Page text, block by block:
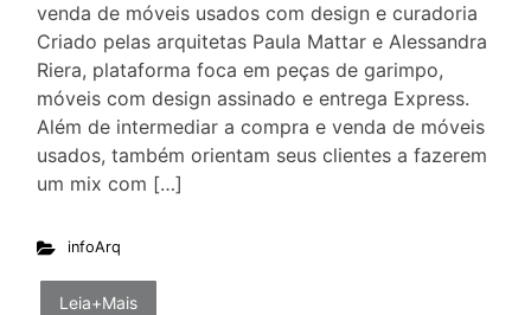
venda de móveis usados com design e curadoria
Criado pelas arquitetas Paula Mattar e Alessandra
Riera, plataforma foca em peças de garimpo,
móveis com design assinado e entrega Express.
Além de intermediar a compra e venda de móveis
usados, também orientam seus clientes a fazerem
um mix com […]
infoArq
Leia+Mais